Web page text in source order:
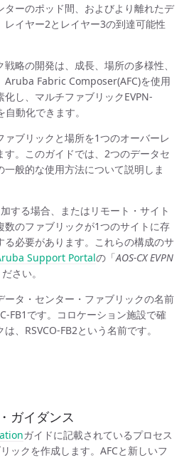
ターのポッド間、およびより離れたデ
イヤー2とレイヤー3の到達可能性
略の開発は、成長、場所の多様性、
Aruba Fabric Composer(AFC)を使用
し、マルチファブリックEVPN-
動化できます。
ブリックと場所を1つのオーバーレ
。このガイドでは、2つのデータセ
般的な使用方法について説明しま
する場合、またはリモート・サイト
のファブリックが1つのサイトに存
必要があります。これらの構成のサ
Support Portalの「AOS-CX EVPN
さい。
ータ・センター・ファブリックの名前
FB1です。コロケーション施設で確
、RSVCO-FB2という名前です。
ガイダンス
ガイドに記載されているプロセス
ックを作成します。AFCと新しいフ